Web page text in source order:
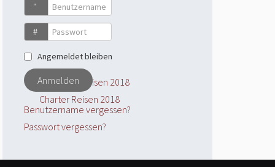
Charter Reisen 2018
Benutzername
Passwort
Angemeldet bleiben
Anmelden
Benutzername vergessen?
Passwort vergessen?